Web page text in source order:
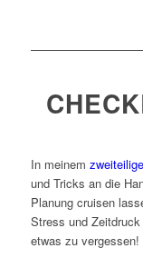
In meinem
und Tricks an die
Planung cruisen
Stress und Zeitdruck
etwas zu vergessen!